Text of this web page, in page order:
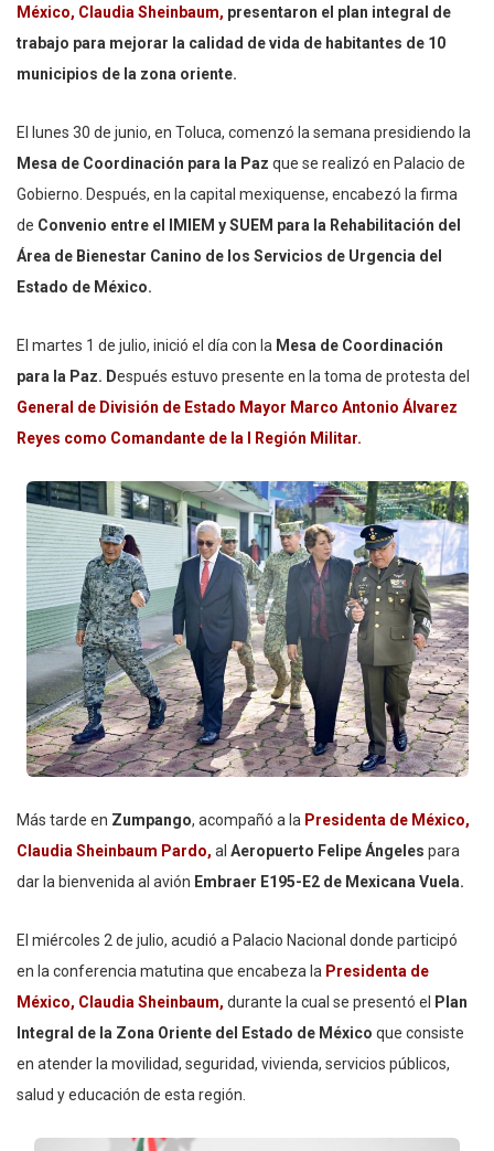
México, Claudia Sheinbaum, presentaron el plan integral de
trabajo para mejorar la calidad de vida de habitantes de 10
municipios de la zona oriente.
El lunes 30 de junio, en Toluca, comenzó la semana presidiendo la
Mesa de Coordinación para la Paz que se realizó en Palacio de
Gobierno. Después, en la capital mexiquense, encabezó la firma
de Convenio entre el IMIEM y SUEM para la Rehabilitación del
Área de Bienestar Canino de los Servicios de Urgencia del
Estado de México.
El martes 1 de julio, inició el día con la Mesa de Coordinación
para la Paz. Después estuvo presente en la toma de protesta del
General de División de Estado Mayor Marco Antonio Álvarez
Reyes como Comandante de la I Región Militar.
Más tarde en Zumpango, acompañó a la Presidenta de México,
Claudia Sheinbaum Pardo, al Aeropuerto Felipe Ángeles para
dar la bienvenida al avión Embraer E195-E2 de Mexicana Vuela.
El miércoles 2 de julio, acudió a Palacio Nacional donde participó
en la conferencia matutina que encabeza la Presidenta de
México, Claudia Sheinbaum, durante la cual se presentó el
Plan
Integral de la Zona Oriente del Estado de México que consiste
en atender la movilidad, seguridad, vivienda, servicios públicos,
salud y educación de esta región.